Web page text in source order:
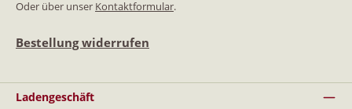
Oder über unser Kontaktformular.
Bestellung widerrufen
Ladengeschäft